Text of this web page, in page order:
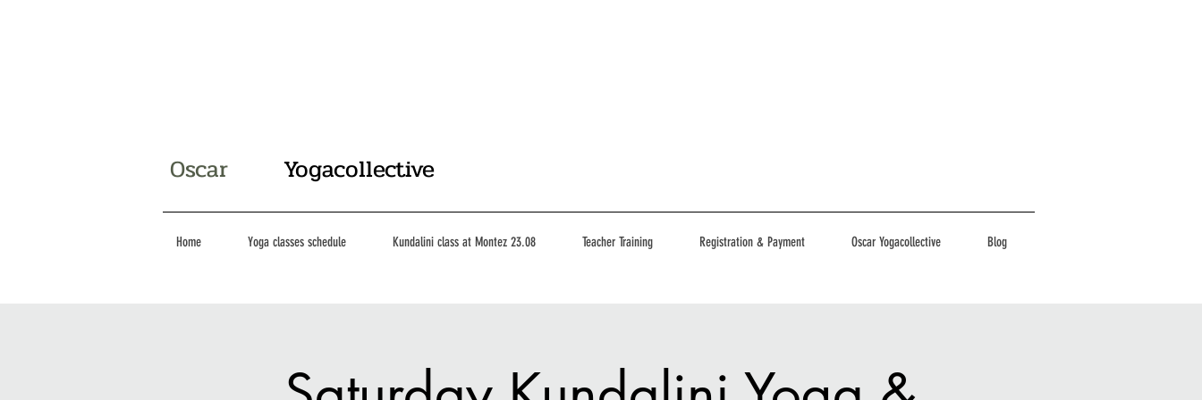
Oscar Yogacollective
Home Yoga classes schedule Kundalini class at Montez 23.08 Teacher Training Registration & Payment Oscar Yogacollective Blog